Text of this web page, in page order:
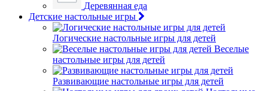
Деревянная еда
Детские настольные игры
Логические настольные игры для детей
Веселые
настольные игры для детей
Развивающие настольные игры для детей